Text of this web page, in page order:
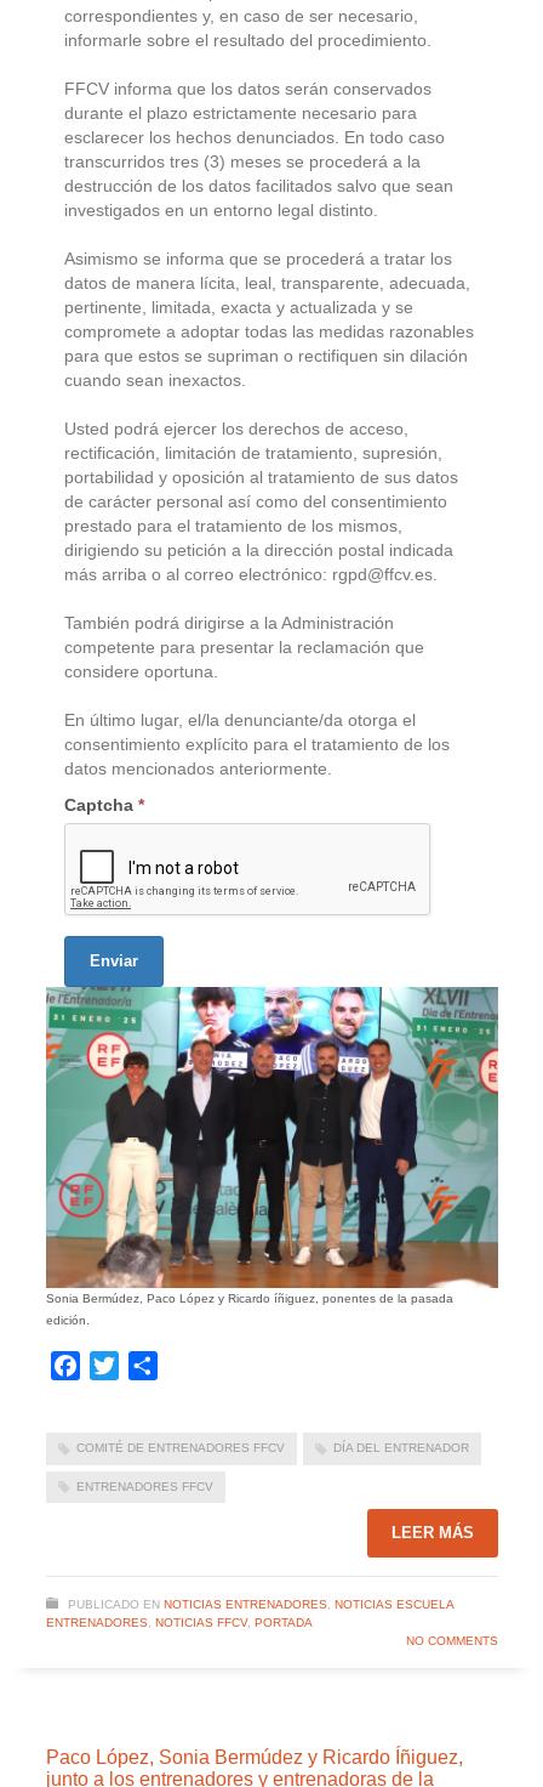
correspondientes y, en caso de ser necesario,
informarle sobre el resultado del procedimiento.
FFCV informa que los datos serán conservados
durante el plazo estrictamente necesario para
esclarecer los hechos denunciados. En todo caso
transcurridos tres (3) meses se procederá a la
destrucción de los datos facilitados salvo que sean
investigados en un entorno legal distinto.
Asimismo se informa que se procederá a tratar los
datos de manera lícita, leal, transparente, adecuada,
pertinente, limitada, exacta y actualizada y se
compromete a adoptar todas las medidas razonables
para que estos se supriman o rectifiquen sin dilación
cuando sean inexactos.
Usted podrá ejercer los derechos de acceso,
rectificación, limitación de tratamiento, supresión,
portabilidad y oposición al tratamiento de sus datos
de carácter personal así como del consentimiento
prestado para el tratamiento de los mismos,
dirigiendo su petición a la dirección postal indicada
más arriba o al correo electrónico: rgpd@ffcv.es.
También podrá dirigirse a la Administración
competente para presentar la reclamación que
considere oportuna.
En último lugar, el/la denunciante/da otorga el
consentimiento explícito para el tratamiento de los
datos mencionados anteriormente.
Captcha *
Enviar
Sonia Bermúdez, Paco López y Ricardo íñiguez, ponentes de la pasada
edición.
Facebook
Twitter
COMITÉ DE ENTRENADORES FFCV DÍA DEL ENTRENADOR
ENTRENADORES FFCV
LEER MÁS
PUBLICADO EN NOTICIAS ENTRENADORES, NOTICIAS ESCUELA
ENTRENADORES, NOTICIAS FFCV, PORTADA
NO COMMENTS
Paco López, Sonia Bermúdez y Ricardo Íñiguez,
junto a los entrenadores y entrenadoras de la